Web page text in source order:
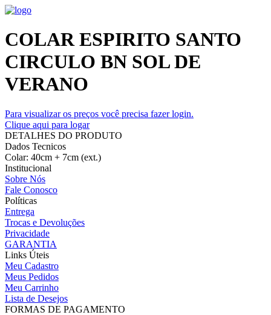
COLAR ESPIRITO SANTO
CIRCULO BN SOL DE
VERANO
Para visualizar os preços você precisa fazer login.
Clique aqui para logar
DETALHES DO PRODUTO
Dados Tecnicos
Colar: 40cm + 7cm (ext.)
Institucional
Sobre Nós
Fale Conosco
Políticas
Entrega
Trocas e Devoluções
Privacidade
GARANTIA
Links Úteis
Meu Cadastro
Meus Pedidos
Meu Carrinho
Lista de Desejos
FORMAS DE PAGAMENTO